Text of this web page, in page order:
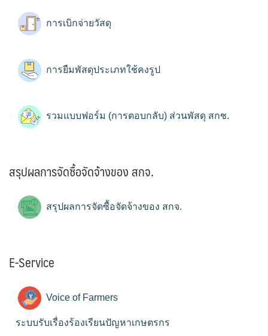
การเบิกจ่ายวัสดุ
การยืมพัสดุประเภทใช้คงรูป
รวมแบบฟอร์ม (การตอบกลับ) ส่วนพัสดุ สกช.
สรุปผลการจัดซื้อจัดจ้างของ สกจ.
สรุปผลการจัดซื้อจัดจ้างของ สกจ.
E-Service
Voice of Farmers
ระบบรับเรื่องร้องเรียนปัญหาเกษตรกร